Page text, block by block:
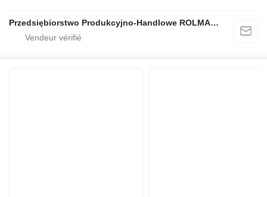
Przedsiębiorstwo Produkcyjno-Handlowe ROLMAPOL Marcin Dziekan